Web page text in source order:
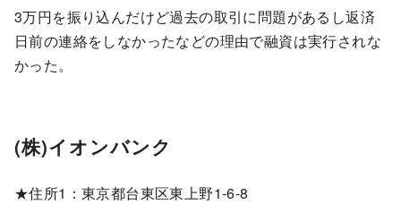
3万円を振り込んだけど過去の取引に問題があるし返済
日前の連絡をしなかったなどの理由で融資は実行されな
かった。
(株)イオンバンク
★住所1：東京都台東区東上野1-6-8